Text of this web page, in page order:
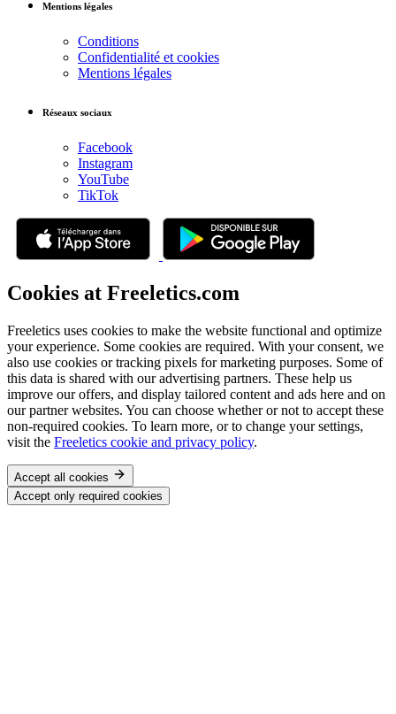
Mentions légales
Conditions
Confidentialité et cookies
Mentions légales
Réseaux sociaux
Facebook
Instagram
YouTube
TikTok
Cookies at Freeletics.com
Freeletics uses cookies to make the website functional and optimize
your experience. Some cookies are required. With your consent, we
also use cookies or tracking pixels for marketing purposes. Some of
this data is shared with our advertising partners. These help us
improve our offers, and display tailored content and ads here and on
our partner websites. You can choose whether or not to accept these
non-required cookies. To learn more, or to change your settings,
visit the Freeletics cookie and privacy policy.
Accept all cookies
Accept only required cookies